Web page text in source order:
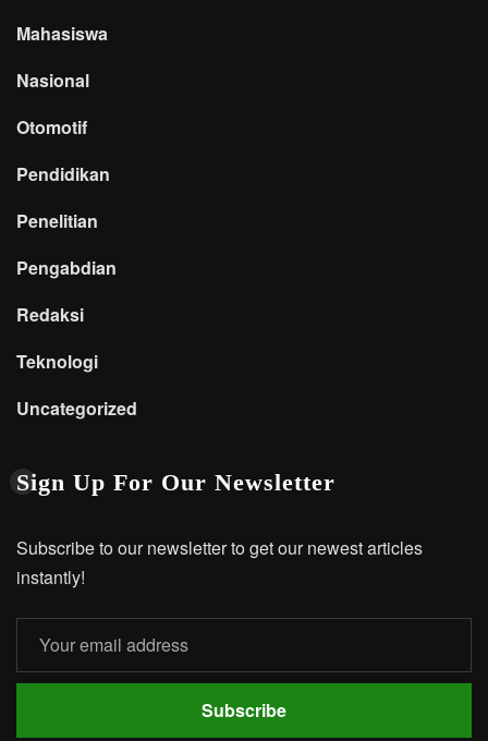
Mahasiswa
Nasional
Otomotif
Pendidikan
Penelitian
Pengabdian
Redaksi
Teknologi
Uncategorized
Sign Up For Our Newsletter
Subscribe to our newsletter to get our newest articles
instantly!
Subscribe